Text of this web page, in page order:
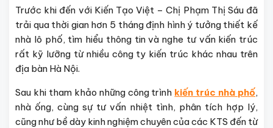
Trước khi đến với Kiến Tạo Việt – Chị Phạm Thị Sáu đã
trải qua thời gian hơn 5 tháng định hình ý tưởng thiết kế
nhà lô phố, tìm hiểu thông tin và nghe tư vấn kiến trúc
rất kỹ lưỡng từ nhiều công ty kiến trúc khác nhau trên
địa bàn Hà Nội.
Sau khi tham khảo những công trình kiến trúc nhà phố,
nhà ống, cùng sự tư vấn nhiệt tình, phân tích hợp lý,
cũng như bề dày kinh nghiệm chuyên của các KTS đến từ